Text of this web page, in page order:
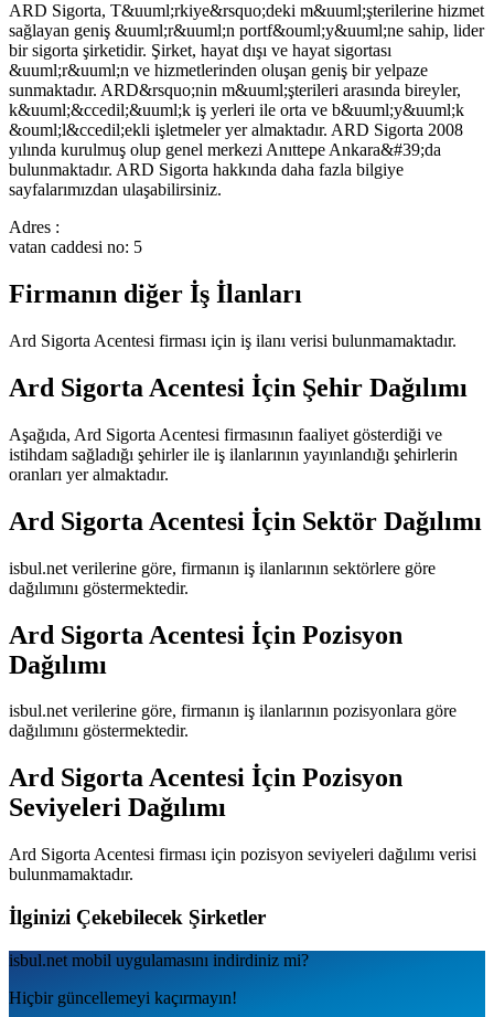
ARD Sigorta, T&uuml;rkiye&rsquo;deki m&uuml;şterilerine hizmet
sağlayan geniş &uuml;r&uuml;n portf&ouml;y&uuml;ne sahip, lider
bir sigorta şirketidir. Şirket, hayat dışı ve hayat sigortası
&uuml;r&uuml;n ve hizmetlerinden oluşan geniş bir yelpaze
sunmaktadır. ARD&rsquo;nin m&uuml;şterileri arasında bireyler,
k&uuml;&ccedil;&uuml;k iş yerleri ile orta ve b&uuml;y&uuml;k
&ouml;l&ccedil;ekli işletmeler yer almaktadır. ARD Sigorta 2008
yılında kurulmuş olup genel merkezi Anıttepe Ankara&#39;da
bulunmaktadır. ARD Sigorta hakkında daha fazla bilgiye
sayfalarımızdan ulaşabilirsiniz.
Adres :
vatan caddesi no: 5
Firmanın diğer İş İlanları
Ard Sigorta Acentesi firması için iş ilanı verisi bulunmamaktadır.
Ard Sigorta Acentesi İçin Şehir Dağılımı
Aşağıda, Ard Sigorta Acentesi firmasının faaliyet gösterdiği ve
istihdam sağladığı şehirler ile iş ilanlarının yayınlandığı şehirlerin
oranları yer almaktadır.
Ard Sigorta Acentesi İçin Sektör Dağılımı
isbul.net verilerine göre, firmanın iş ilanlarının sektörlere göre
dağılımını göstermektedir.
Ard Sigorta Acentesi İçin Pozisyon
Dağılımı
isbul.net verilerine göre, firmanın iş ilanlarının pozisyonlara göre
dağılımını göstermektedir.
Ard Sigorta Acentesi İçin Pozisyon
Seviyeleri Dağılımı
Ard Sigorta Acentesi firması için pozisyon seviyeleri dağılımı verisi
bulunmamaktadır.
İlginizi Çekebilecek Şirketler
isbul.net mobil uygulamаsını indirdiniz mi?
Hiçbir güncellemeyi kaçırmayın!